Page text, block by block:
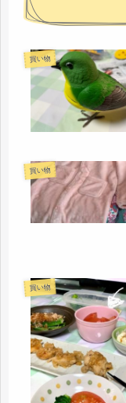
買い物
買い物
買い物